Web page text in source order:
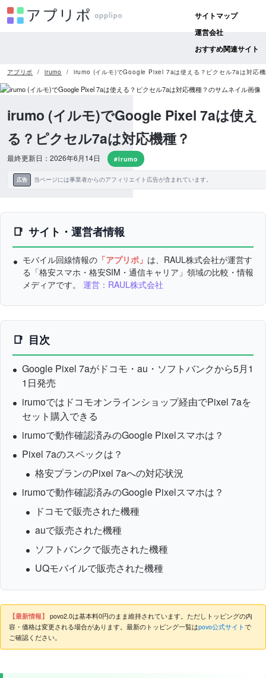
サイトマップ
運営会社
おすすめ関連サイト
アプリポ irumo irumo (イルモ)でGoogle Pixel 7aは使える？ピクセル7aは対応
irumo (イルモ)でGoogle Pixel 7aは使え
る？ピクセル7aは対応機種？
最終更新日：2026年6月14日 #irumo
広告 当ページには事業者からのアフィリエイト広告が含まれています。
サイト・運営者情報
モバイル回線情報の 「アプリポ」 は、RAUL株式会社が運営す
る「格安スマホ・格安SIM・通信キャリア」領域の比較・情報
メディアです。 運営：RAUL株式会社
目次
Google Pixel 7aがドコモ・au・ソフトバンクから5月1
1日発売
irumoではドコモオンラインショップ経由でPixel 7aを
セット購入できる
irumoで動作確認済みのGoogle Pixelスマホは？
Pixel 7aのスペックは？
格安プランのPixel 7aへの対応状況
irumoで動作確認済みのGoogle Pixelスマホは？
ドコモで販売された機種
auで販売された機種
ソフトバンクで販売された機種
UQモバイルで販売された機種
【最新情報】 povo2.0は基本料0円のまま維持されています。ただしトッピングの内
容・価格は変更される場合があります。最新のトッピング一覧はpovo公式サイトで
ご確認ください。